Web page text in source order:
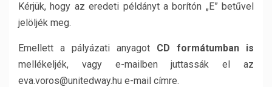
Kérjük, hogy az eredeti példányt a borítón „E” betűvel
jelöljék meg.
Emellett a pályázati anyagot CD formátumban is
mellékeljék, vagy e-mailben juttassák el az
eva.voros@unitedway.hu e-mail címre.